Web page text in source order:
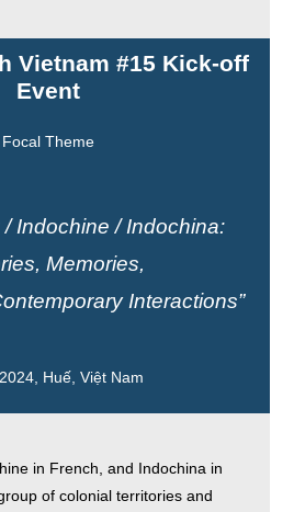
Vietnam #15 Kick-off
Event
Focal Theme
Indochine / Indochina:
Memories,
Interactions”
Huế, Việt Nam
in French, and Indochina in
of colonial territories and